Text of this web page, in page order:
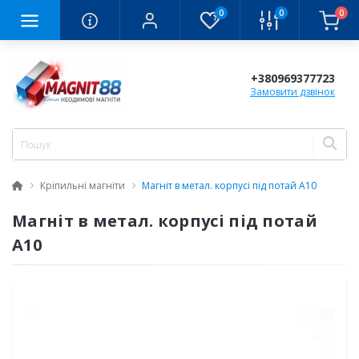
0 0 0
+380969377723
Замовити дзвінок
Кріпильні магніти Магніт в метал. корпусі під потай A10
Магніт в метал. корпусі під потай
A10